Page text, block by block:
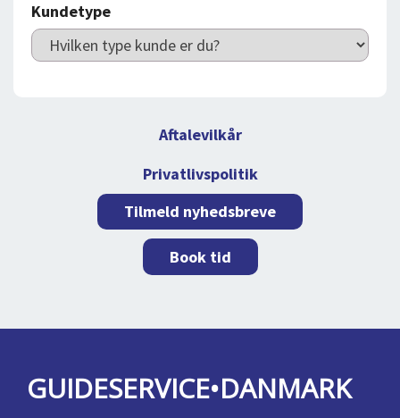
Kundetype
Tilmeld nyhedsbreve
Aftalevilkår
Privatlivspolitik
Book tid
GUIDESERVICE•DANMARK